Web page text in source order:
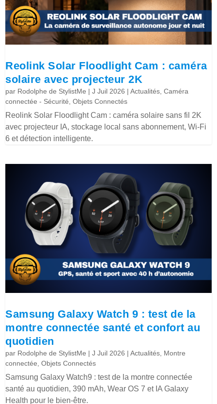
Reolink Solar Floodlight Cam : caméra
solaire avec projecteur 2K
par Rodolphe de StylistMe |J Juil 2026 |Actualités ,Caméra
connectée - Sécurité ,Objets Connectés
Reolink Solar Floodlight Cam : caméra solaire sans fil 2K
avec projecteur IA, stockage local sans abonnement, Wi-Fi
6 et détection intelligente.
Samsung Galaxy Watch 9 : test de la
montre connectée santé et confort au
quotidien
par Rodolphe de StylistMe |J Juil 2026 |Actualités Montre
connectée ,Objets Connectés
Samsung Galaxy Watch9 : test de la montre connectée
santé au quotidien, 390 mAh, Wear OS 7 et IA Galaxy
Health pour le bien-être.